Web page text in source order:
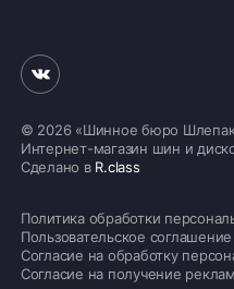
© 2026 «Шинное бюро
Интернет-магазин шин и
Сделано в R.class
Политика обработки
Пользовательское соглашение
Согласие на обработку
Согласие на получение